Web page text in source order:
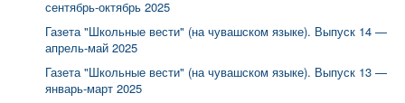
сентябрь-октябрь 2025
Газета "Школьные вести" (на чувашском языке). Выпуск 14 —
апрель-май 2025
Газета "Школьные вести" (на чувашском языке). Выпуск 13 —
январь-март 2025